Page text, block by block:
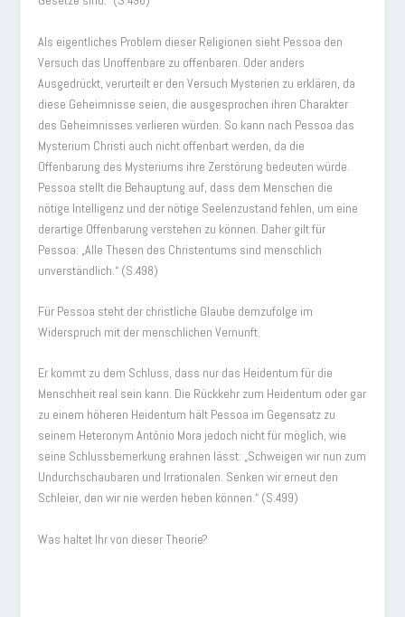
Als eigentliches Problem dieser Religionen sieht Pessoa den
Versuch das Unoffenbare zu offenbaren. Oder anders
Ausgedrückt, verurteilt er den Versuch Mysterien zu erklären, da
diese Geheimnisse seien, die ausgesprochen ihren Charakter
des Geheimnisses verlieren würden. So kann nach Pessoa das
Mysterium Christi auch nicht offenbart werden, da die
Offenbarung des Mysteriums ihre Zerstörung bedeuten würde.
Pessoa stellt die Behauptung auf, dass dem Menschen die
nötige Intelligenz und der nötige Seelenzustand fehlen, um eine
derartige Offenbarung verstehen zu können. Daher gilt für
Pessoa: „Alle Thesen des Christentums sind menschlich
unverständlich.“ (S.498)
Für Pessoa steht der christliche Glaube demzufolge im
Widerspruch mit der menschlichen Vernunft.
Er kommt zu dem Schluss, dass nur das Heidentum für die
Menschheit real sein kann. Die Rückkehr zum Heidentum oder gar
zu einem höheren Heidentum hält Pessoa im Gegensatz zu
seinem Heteronym António Mora jedoch nicht für möglich, wie
seine Schlussbemerkung erahnen lässt: „Schweigen wir nun zum
Undurchschaubaren und Irrationalen. Senken wir erneut den
Schleier, den wir nie werden heben können.“ (S.499)
Was haltet Ihr von dieser Theorie?